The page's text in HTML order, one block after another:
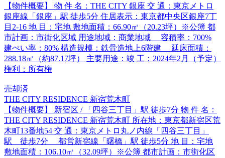
【物件概要】 物 件 名：THE CITY 銀座 交 通：東京メトロ
銀座線「銀座」駅 徒歩5分 住居表示：東京都中央区銀座7丁
目2-16 地 目：宅地 敷地面積：66.90㎡（20.23坪）※公簿 都
市計画：市街化区域 用途地域：商業地域 容積率：700%
建ぺい率：80% 構造規模：鉄骨造地上6階建 延床面積：
288.18㎡（約87.17坪） 主要用途：竣 工：2024年2月（予定）
権利：所有権
売却済
THE CITY RESIDENCE 新宿荒木町
【物件概要】 新宿区 / 「四谷三丁目」駅 徒歩7分 物 件 名：
THE CITY RESIDENCE 新宿荒木町 所在地：東京都新宿区荒
木町13番地54 交 通：東京メトロ丸ノ内線「四谷三丁目」
駅 徒歩7分 都営新宿線「曙橋」駅 徒歩5分 地 目：宅地
敷地面積：106.10㎡（32.09坪）※公簿 都市計画：市街化区